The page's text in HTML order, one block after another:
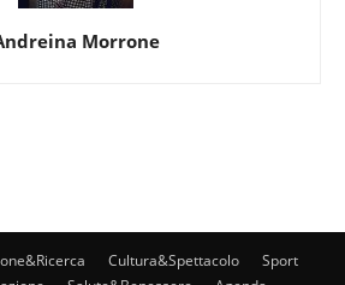
Morrone
Cultura&Spettacolo
Sport